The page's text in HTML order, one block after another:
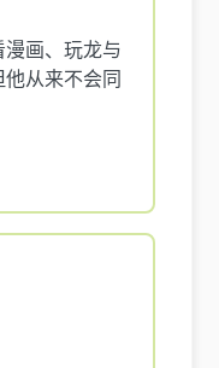
画、玩龙与
从来不会同